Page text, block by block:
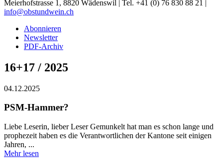
Meierhofstrasse 1, 8820 Wädenswil | Tel. +41 (0) 76 830 88 21 |
info@obstundwein.ch
Abonnieren
Newsletter
PDF-Archiv
16+17 / 2025
04.12.2025
PSM-Hammer?
Liebe Leserin, lieber Leser Gemunkelt hat man es schon lange und
prophezeit haben es die Verantwortlichen der Kantone seit einigen
Jahren, ...
Mehr lesen